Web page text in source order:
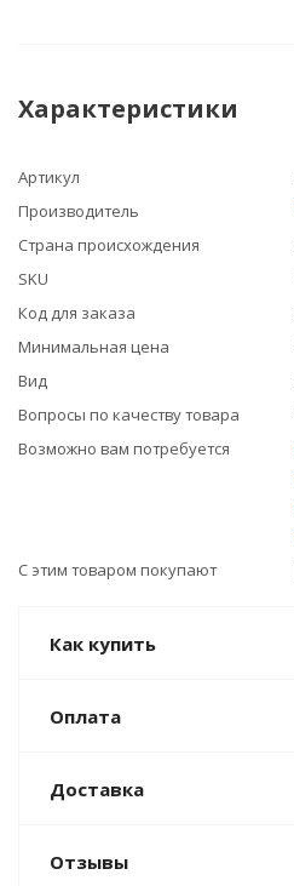
Характеристики
Артикул
Производитель
Страна происхождения
SKU
Код для заказа
Минимальная цена
Вид
Вопросы по качеству товара
Возможно вам потребуется
С этим товаром покупают
Как купить
Оплата
Доставка
Отзывы